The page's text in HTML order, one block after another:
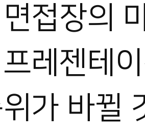
접장의
레젠테
가 바뀔